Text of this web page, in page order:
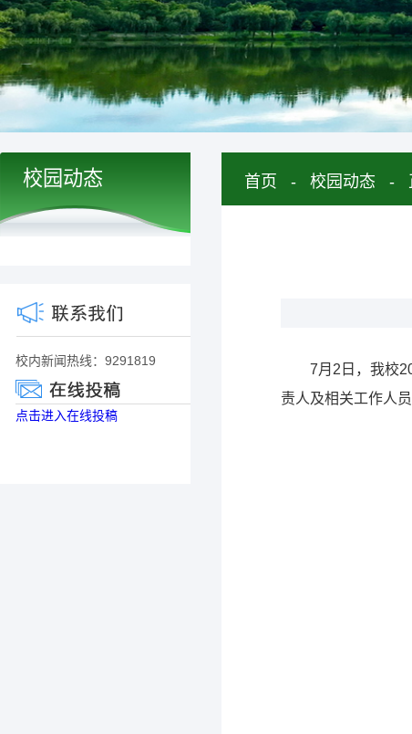
校园动态
校内新闻热线：9291819
点击进入在线投稿
首页 - 校园动态 -
7月2日，我校
责人及相关工作人员